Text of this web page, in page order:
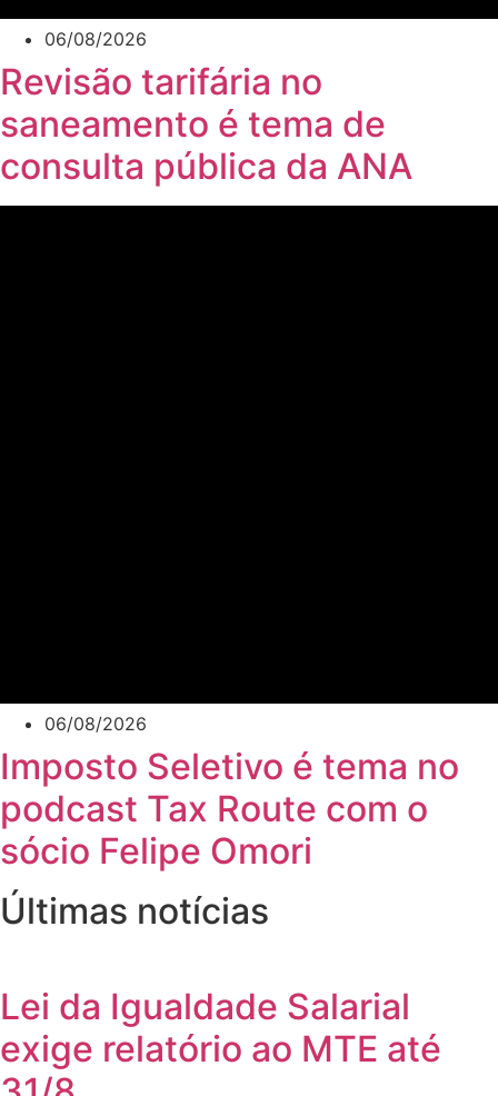
06/08/2026
Revisão tarifária no
saneamento é tema de
consulta pública da ANA
06/08/2026
Imposto Seletivo é tema no
podcast Tax Route com o
sócio Felipe Omori
Últimas notícias
Lei da Igualdade Salarial
exige relatório ao MTE até